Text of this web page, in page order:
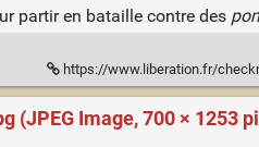
partir en bataille contre des
https://www.liberation.fr/checknews/2020/01/28/que-
Image, 700 × 1253